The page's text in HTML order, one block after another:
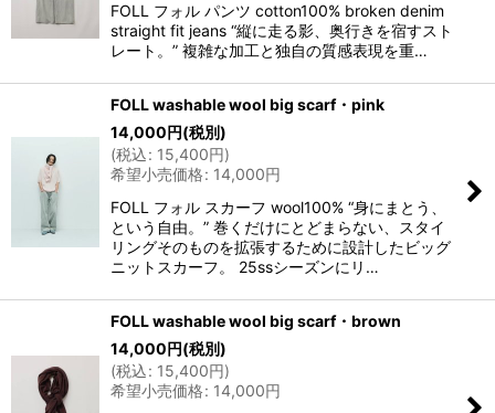
FOLL フォル パンツ cotton100% broken denim
straight fit jeans “縦に走る影、奥行きを宿すスト
レート。” 複雑な加工と独自の質感表現を重…
FOLL washable wool big scarf・pink
14,000円(税別)
(税込: 15,400円)
希望小売価格: 14,000円
FOLL フォル スカーフ wool100% “身にまとう、
という自由。” 巻くだけにとどまらない、スタイ
リングそのものを拡張するために設計したビッグ
ニットスカーフ。 25ssシーズンにリ…
FOLL washable wool big scarf・brown
14,000円(税別)
(税込: 15,400円)
希望小売価格: 14,000円